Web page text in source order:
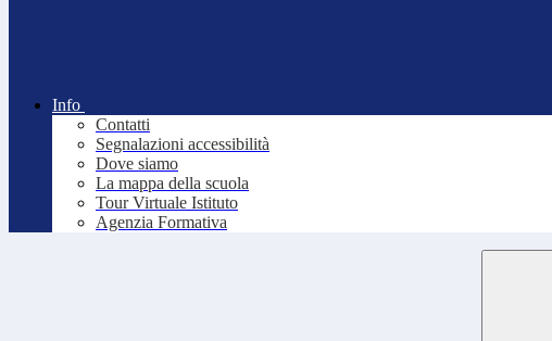
Info
Contatti
Segnalazioni accessibilità
Dove siamo
La mappa della scuola
Tour Virtuale Istituto
Agenzia Formativa